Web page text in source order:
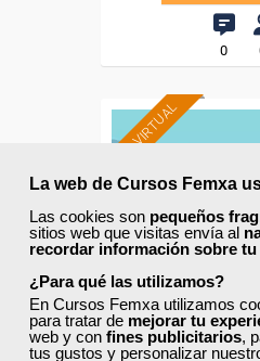
La web de Cursos Femxa
Las cookies son pequeños
sitios web que visitas envía al
recordar información sobre
¿Para qué las utilizamos?
En Cursos Femxa utilizamos
para tratar de mejorar tu
web y con fines publicitarios,
tus gustos y personalizar
0
AULA VIRTUAL